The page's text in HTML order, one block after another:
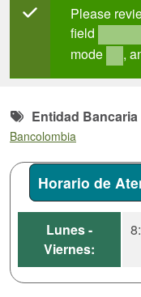
Please
field
mode
,
Entidad Bancaria
Bancolombia
Horario de
Lunes -
Viernes: